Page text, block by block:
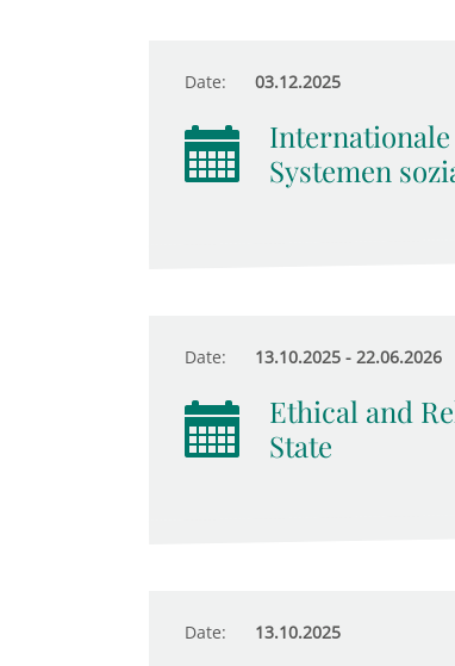
Date: 03.12.2025
Systemen
Date: 13.10.2025 - 22.06.2026
Ethical and
State
Date: 13.10.2025